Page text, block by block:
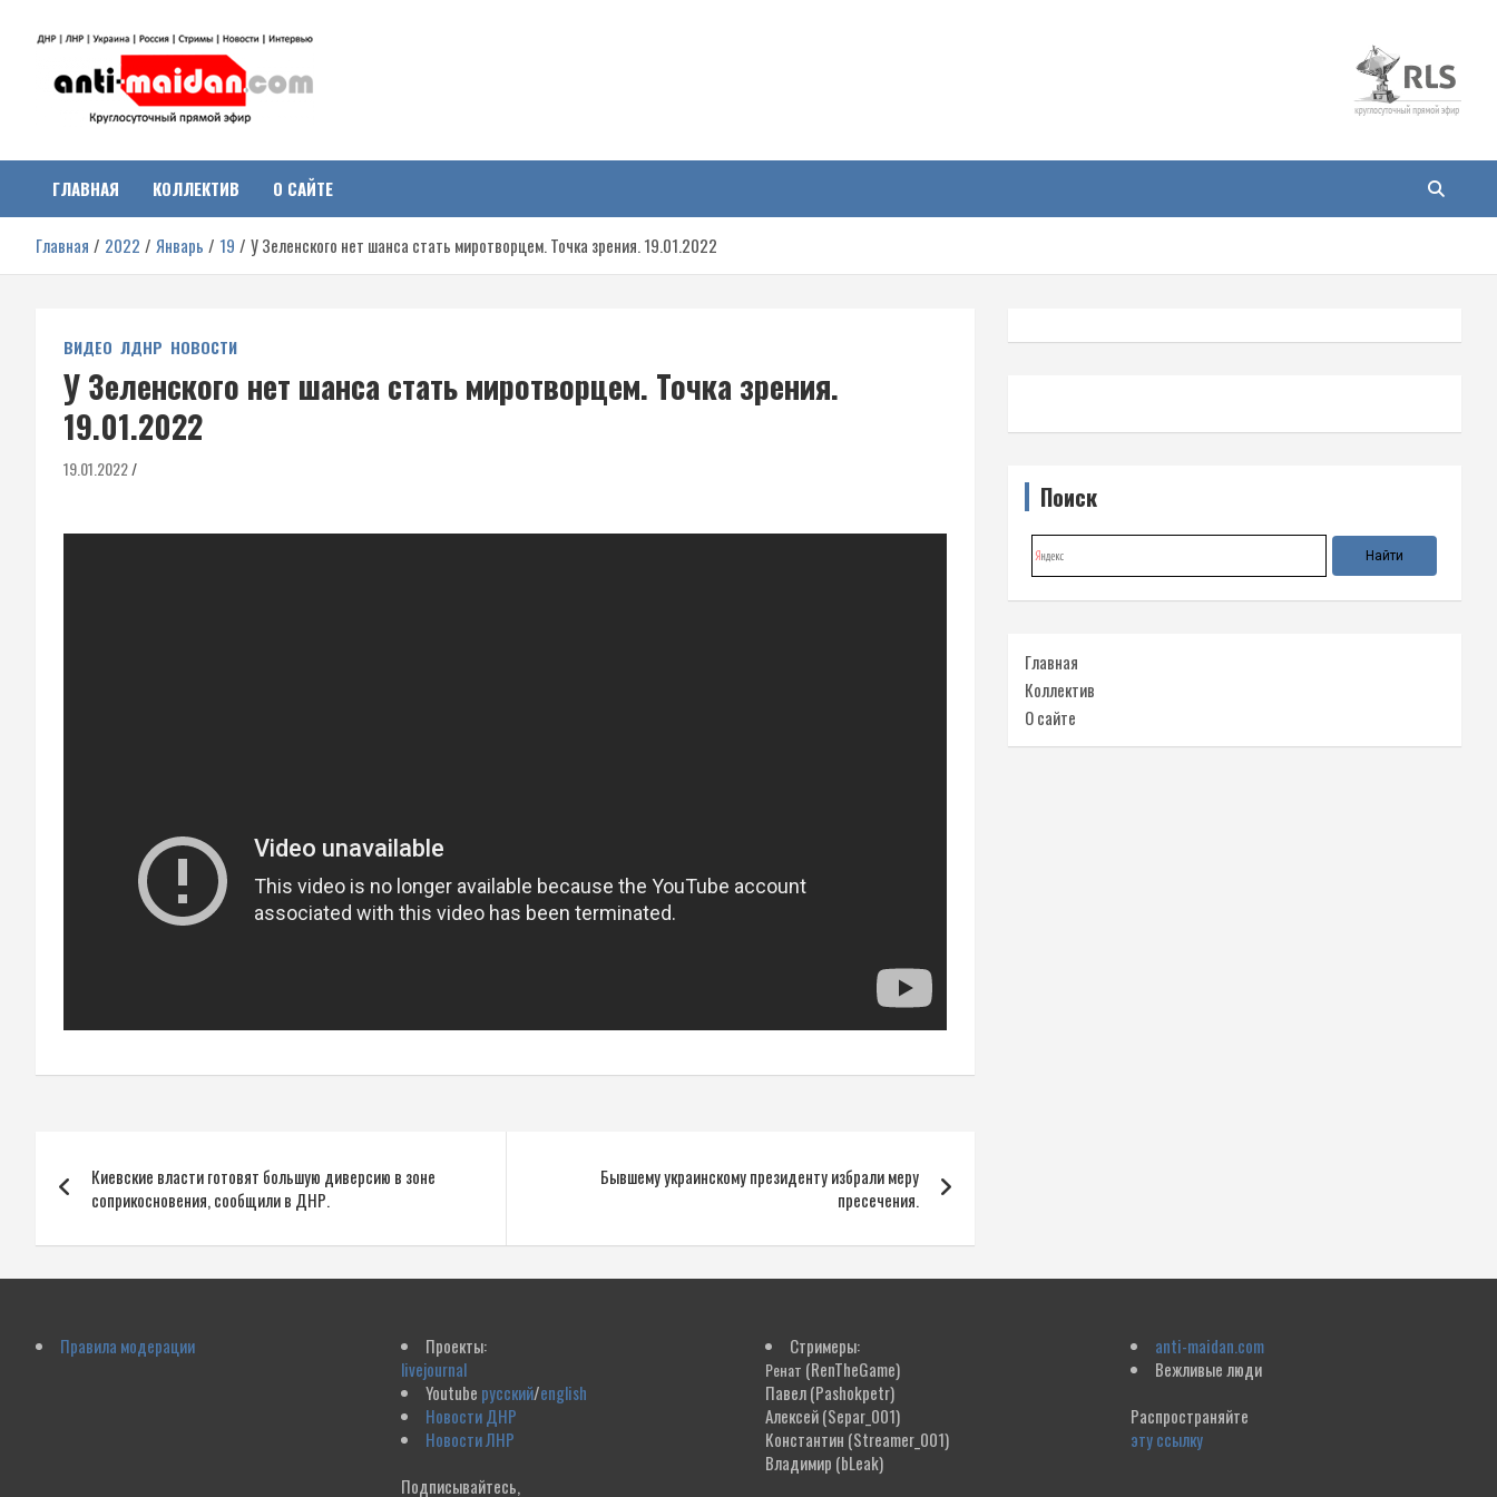
Антимайдан:
Гражданская война на
Украине
о гражданской войне на Украине, включая события в Новороссии,
ДНР, ЛНР и других регионах.
ГЛАВНАЯ КОЛЛЕКТИВ О САЙТЕ
Главная 2022 Январь 19 У Зеленского нет шанса стать миротворцем. Точка зрения. 19.01.2022
ВИДЕО ЛДНР НОВОСТИ
У Зеленского нет шанса стать миротворцем. Точка зрения.
19.01.2022
19.01.2022
по
записям
Киевские власти готовят большую диверсию в зоне
соприкосновения, сообщили в ДНР.
Бывшему украинскому президенту избрали меру
пресечения.
Поиск
Главная
Коллектив
О сайте
Правила модерации
Проекты:
livejournal
Youtube русский/english
Новости ДНР
Новости ЛНР
Подписывайтесь,
Стримеры:
Ренат (RenTheGame)
Павел(Pashokpetr)
Алексей(Separ_001)
Константин (Streamer_001)
Владимир (bLeak)
anti-maidan.com
Вежливые люди
Распространяйте
эту ссылку